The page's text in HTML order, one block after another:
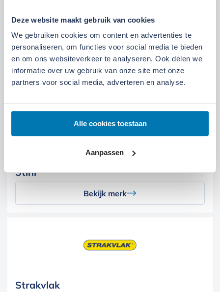
Deze website maakt gebruik van cookies
We gebruiken cookies om content en advertenties te
personaliseren, om functies voor social media te bieden
en om ons websiteverkeer te analyseren. Ook delen we
informatie over uw gebruik van onze site met onze
partners voor social media, adverteren en analyse.
Alle cookies toestaan
Aanpassen
Spectra Precision
Bekijk merk
Stihl
Bekijk merk
Strakvlak